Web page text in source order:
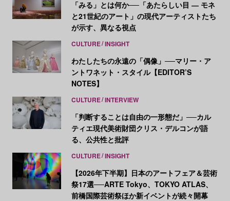
「みる」とは何か──「あたらしい目 ― モネ
と21世紀のアート」の現代アーティストたち
が示す、異なる視点
CULTURE INSIGHT
わたしたちの永遠の「偶像」──マリー・ア
ントワネット・スタイル【EDITOR’S
NOTES】
CULTURE INTERVIEW
「判断することは自由の一形態だ」──カル
ティエ現代美術財団クリス・デルコンが語
る、公共性と批評
CULTURE INSIGHT
【2026年下半期】日本のアートフェア＆芸術
祭17選──ARTE Tokyo、TOKYO ATLAS、
前橋国際芸術祭ほか新イベントが続々開幕